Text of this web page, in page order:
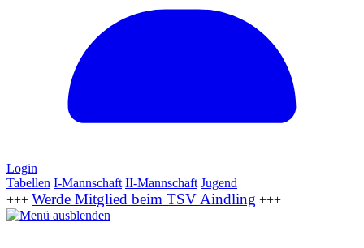
Login
Tabellen I-Mannschaft II-Mannschaft Jugend
+++ Werde Mitglied beim TSV Aindling +++